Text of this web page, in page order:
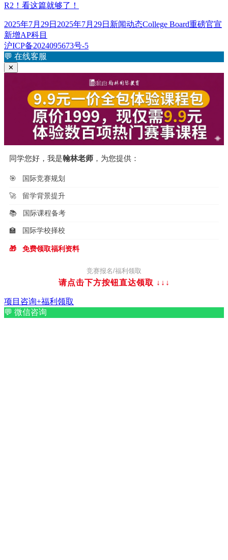
R2！看这篇就够了！
发
布
于
2025年7月29日 2025年7月29日 分
新闻动态标
College Board重磅官宣
新增AP科目
沪ICP备2024095673号-5
💬 在线客服
✕
同学您好，我是翰林老师 ，为您提供：
🎯 国际竞赛规划
🚀 留学背景提升
📚 国际课程备考
🏫 国际学校择校
🎁 免费领取福利资料
竞赛报名/福利领取
请点击下方按钮直达领取 ↓↓↓
项目咨询+福利领取
💬 微信咨询